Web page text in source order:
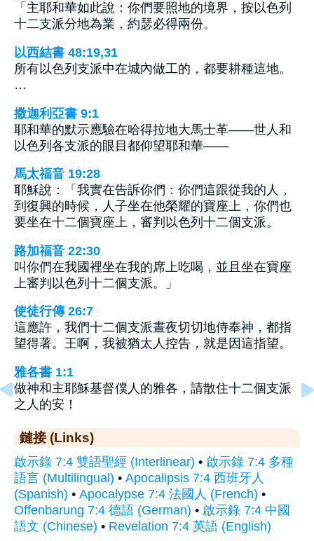
「主耶和華如此說：你們要照地的境界，按以色列
十二支派分地為業，約瑟必得兩份。
以西結書 48:19,31
所有以色列支派中在城內做工的，都要耕種這地。
…
撒迦利亞書 9:1
耶和華的默示應驗在哈得拉地大馬士革——世人和
以色列各支派的眼目都仰望耶和華——
馬太福音 19:28
耶穌說：「我實在告訴你們：你們這跟從我的人，
到復興的時候，人子坐在他榮耀的寶座上，你們也
要坐在十二個寶座上，審判以色列十二個支派。
路加福音 22:30
叫你們在我國裡坐在我的席上吃喝，並且坐在寶座
上審判以色列十二個支派。」
使徒行傳 26:7
這應許，我們十二個支派晝夜切切地侍奉神，都指
望得著。王啊，我被猶太人控告，就是因這指望。
雅各書 1:1
做神和主耶穌基督僕人的雅各，請散住十二個支派
之人的安！
鏈接 (Links)
啟示錄 7:4 雙語聖經 (Interlinear) • 啟示錄 7:4 多種
語言 (Multilingual) • Apocalipsis 7:4 西班牙人
(Spanish) • Apocalypse 7:4 法國人 (French) •
Offenbarung 7:4 德語 (German) • 啟示錄 7:4 中國
語文 (Chinese) • Revelation 7:4 英語 (English)